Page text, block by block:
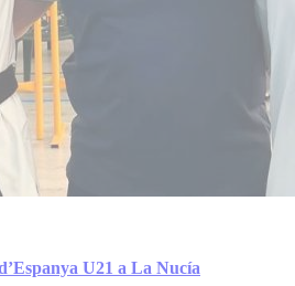
U21 a La Nucía